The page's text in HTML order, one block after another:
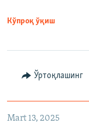
Кўпроқ ўқиш
Ўртоқлашинг
Mart 13, 2025